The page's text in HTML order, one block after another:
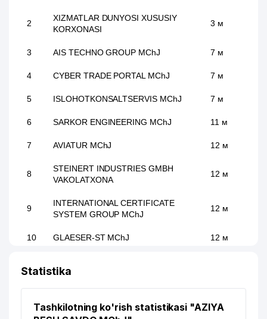
2
XIZMATLAR DUNYOSI XUSUSIY
KORXONASI
3 м
3 AIS TECHNO GROUP MChJ 7 м
4 CYBER TRADE PORTAL MChJ 7 м
5 ISLOHOTKONSALTSERVIS MChJ 7 м
6 SARKOR ENGINEERING MChJ 11 м
7 AVIATUR MChJ 12 м
8
STEINERT INDUSTRIES GMBH
VAKOLATXONA
12 м
9
INTERNATIONAL CERTIFICATE
SYSTEM GROUP MChJ
12 м
10 GLAESER-ST MChJ 12 м
11
TAXTAGANOV XUSUSIY KORXONASI
Statistika
Tashkilotning ko'rish statistikasi "AZIYA